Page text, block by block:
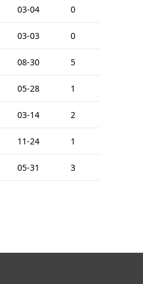
03-04 0
03-03 0
08-30 5
05-28 1
03-14 2
11-24 1
05-31 3